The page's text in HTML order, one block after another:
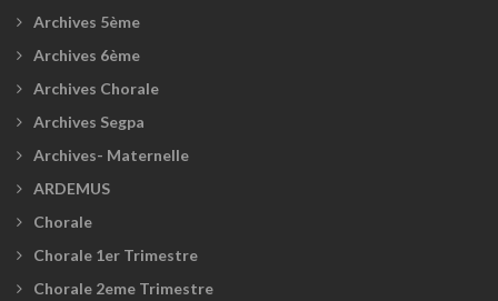
Archives 5ème
Archives 6ème
Archives Chorale
Archives Segpa
Archives- Maternelle
ARDEMUS
Chorale
Chorale 1er Trimestre
Chorale 2eme Trimestre